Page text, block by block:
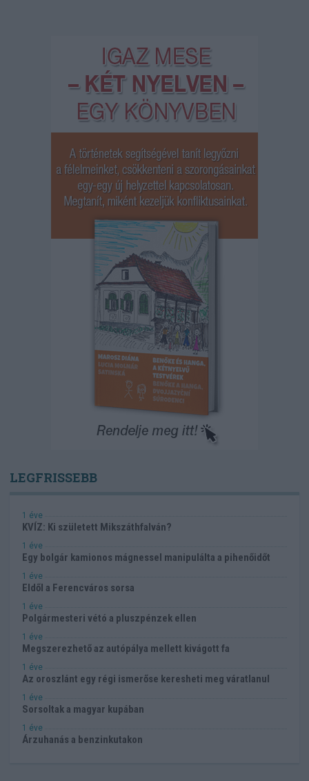
LEGFRISSEBB
1 éve
KVÍZ: Ki született Mikszáthfalván?
1 éve
Egy bolgár kamionos mágnessel manipulálta a pihenőidőt
1 éve
Eldől a Ferencváros sorsa
1 éve
Polgármesteri vétó a pluszpénzek ellen
1 éve
Megszerezhető az autópálya mellett kivágott fa
1 éve
Az oroszlánt egy régi ismerőse keresheti meg váratlanul
1 éve
Sorsoltak a magyar kupában
1 éve
Árzuhanás a benzinkutakon